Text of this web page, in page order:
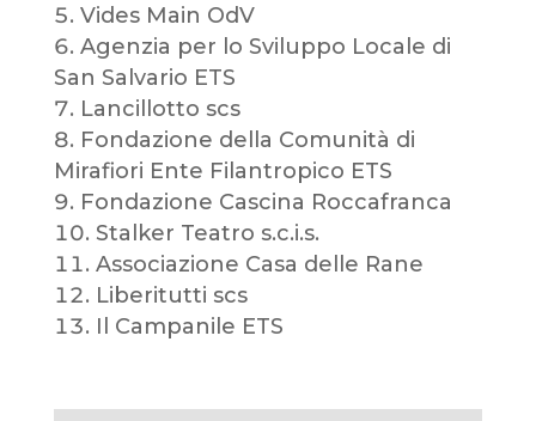
Vides Main OdV
Agenzia per lo Sviluppo Locale di
San Salvario ETS
Lancillotto scs
Fondazione della Comunità di
Mirafiori Ente Filantropico ETS
Fondazione Cascina Roccafranca
Stalker Teatro s.c.i.s.
Associazione Casa delle Rane
Liberitutti scs
Il Campanile ETS